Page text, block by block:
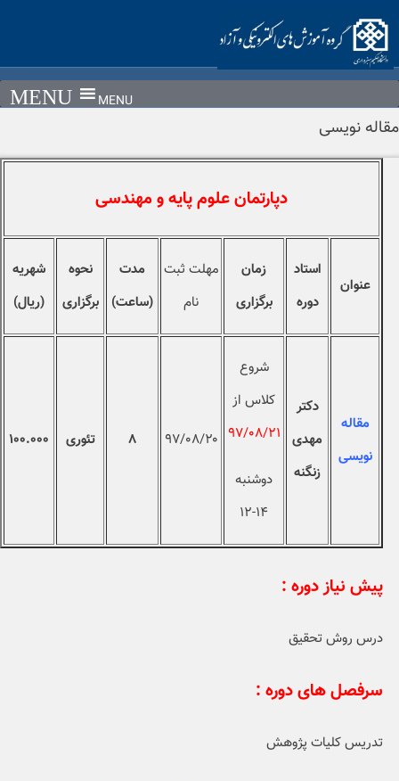
content
MENU
مقاله نویسی
دپارتمان علوم پایه و مهندسی
عنوان
استاد
دوره
زمان
برگزاری
مهلت ثبت
نام
مدت
(ساعت)
نحوه
برگزاری
شهریه
(ریال)
مقاله
نویسی
دکتر
مهدی
زنگنه
شروع
کلاس از
۹۷/۰۸/۲۱
دوشنبه
۱۴-۱۲
۹۷/۰۸/۲۰ ۸ تئوری ۱۰۰.۰۰۰
پیش نیاز دوره :
درس روش تحقیق
سرفصل های دوره :
تدریس کلیات پژوهش